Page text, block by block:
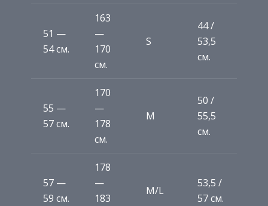
51 —
54 см.
163
—
170
см.
S
44 /
53,5
см.
55 —
57 см.
170
—
178
см.
M
50 /
55,5
см.
57 —
59 см.
178
—
183
M/L
53,5 /
57 см.